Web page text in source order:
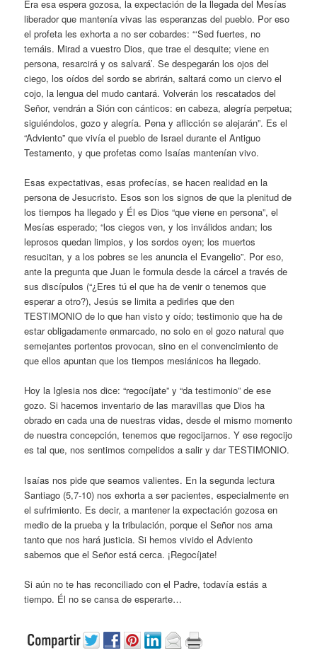
Era esa espera gozosa, la expectación de la llegada del Mesías
liberador que mantenía vivas las esperanzas del pueblo. Por eso
el profeta les exhorta a no ser cobardes: “‘Sed fuertes, no
temáis. Mirad a vuestro Dios, que trae el desquite; viene en
persona, resarcirá y os salvará’. Se despegarán los ojos del
ciego, los oídos del sordo se abrirán, saltará como un ciervo el
cojo, la lengua del mudo cantará. Volverán los rescatados del
Señor, vendrán a Sión con cánticos: en cabeza, alegría perpetua;
siguiéndolos, gozo y alegría. Pena y aflicción se alejarán”. Es el
“Adviento” que vivía el pueblo de Israel durante el Antiguo
Testamento, y que profetas como Isaías mantenían vivo.
Esas expectativas, esas profecías, se hacen realidad en la
persona de Jesucristo. Esos son los signos de que la plenitud de
los tiempos ha llegado y Él es Dios “que viene en persona”, el
Mesías esperado; “los ciegos ven, y los inválidos andan; los
leprosos quedan limpios, y los sordos oyen; los muertos
resucitan, y a los pobres se les anuncia el Evangelio”. Por eso,
ante la pregunta que Juan le formula desde la cárcel a través de
sus discípulos (“¿Eres tú el que ha de venir o tenemos que
esperar a otro?), Jesús se limita a pedirles que den
TESTIMONIO de lo que han visto y oído; testimonio que ha de
estar obligadamente enmarcado, no solo en el gozo natural que
semejantes portentos provocan, sino en el convencimiento de
que ellos apuntan que los tiempos mesiánicos ha llegado.
Hoy la Iglesia nos dice: “regocíjate” y “da testimonio” de ese
gozo. Si hacemos inventario de las maravillas que Dios ha
obrado en cada una de nuestras vidas, desde el mismo momento
de nuestra concepción, tenemos que regocijarnos. Y ese regocijo
es tal que, nos sentimos compelidos a salir y dar TESTIMONIO.
Isaías nos pide que seamos valientes. En la segunda lectura
Santiago (5,7-10) nos exhorta a ser pacientes, especialmente en
el sufrimiento. Es decir, a mantener la expectación gozosa en
medio de la prueba y la tribulación, porque el Señor nos ama
tanto que nos hará justicia. Si hemos vivido el Adviento
sabemos que el Señor está cerca. ¡Regocíjate!
Si aún no te has reconciliado con el Padre, todavía estás a
tiempo. Él no se cansa de esperarte…